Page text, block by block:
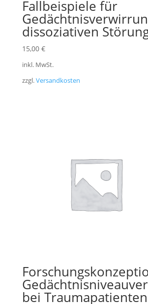
Fallbeispiele für
dissoziativen
15,00 €
inkl. MwSt.
zzgl.Versandkosten
bei